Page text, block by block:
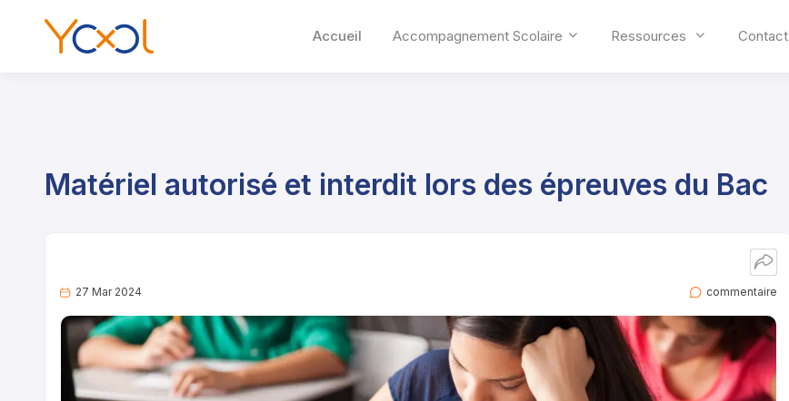
Accueil Accompagnement Scolaire Ressources Contact
Matériel autorisé et interdit lors des épreuves du Bac
27 Mar 2024 commentaire